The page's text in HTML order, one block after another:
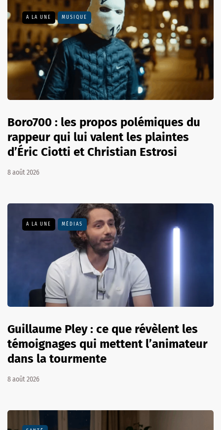
A LA UNE MUSIQUE
Boro700 : les propos polémiques du
rappeur qui lui valent les plaintes
d’Éric Ciotti et Christian Estrosi
8 août 2026
A LA UNE MÉDIAS
Guillaume Pley : ce que révèlent les
témoignages qui mettent l’animateur
dans la tourmente
8 août 2026